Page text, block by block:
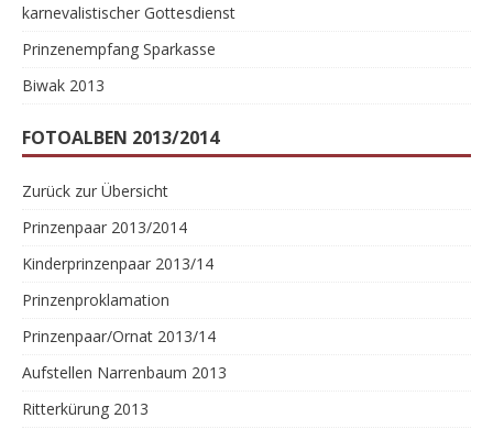
karnevalistischer Gottesdienst
Prinzenempfang Sparkasse
Biwak 2013
FOTOALBEN 2013/2014
Zurück zur Übersicht
Prinzenpaar 2013/2014
Kinderprinzenpaar 2013/14
Prinzenproklamation
Prinzenpaar/Ornat 2013/14
Aufstellen Narrenbaum 2013
Ritterkürung 2013